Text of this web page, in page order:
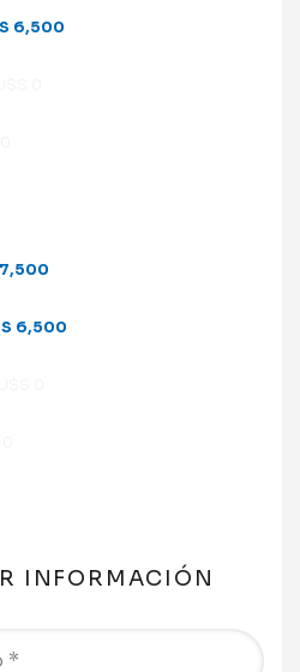
6,500
6,500
INFORMACIÓN